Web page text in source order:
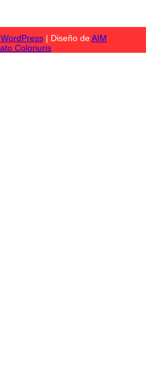
WordPress| Diseño deAIM